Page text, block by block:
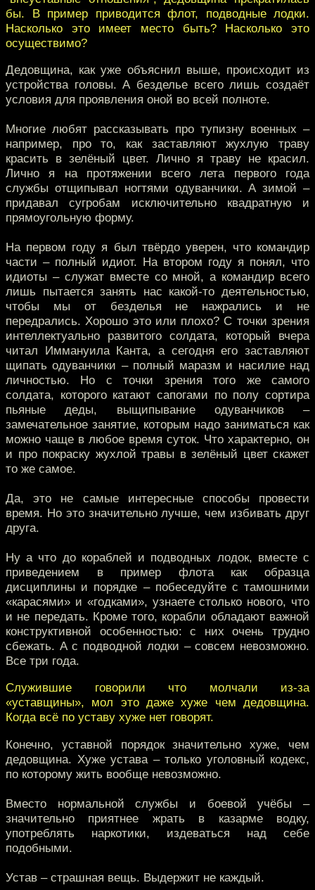
бы. В пример приводится флот, подводные лодки.
Насколько это имеет место быть? Насколько это
осуществимо?
Дедовщина, как уже объяснил выше, происходит из
устройства головы. А безделье всего лишь создаёт
условия для проявления оной во всей полноте.
Многие любят рассказывать про тупизну военных –
например, про то, как заставляют жухлую траву
красить в зелёный цвет. Лично я траву не красил.
Лично я на протяжении всего лета первого года
службы отщипывал ногтями одуванчики. А зимой –
придавал сугробам исключительно квадратную и
прямоугольную форму.
На первом году я был твёрдо уверен, что командир
части – полный идиот. На втором году я понял, что
идиоты – служат вместе со мной, а командир всего
лишь пытается занять нас какой-то деятельностью,
чтобы мы от безделья не нажрались и не
передрались. Хорошо это или плохо? С точки зрения
интеллектуально развитого солдата, который вчера
читал Иммануила Канта, а сегодня его заставляют
щипать одуванчики – полный маразм и насилие над
личностью. Но с точки зрения того же самого
солдата, которого катают сапогами по полу сортира
пьяные деды, выщипывание одуванчиков –
замечательное занятие, которым надо заниматься как
можно чаще в любое время суток. Что характерно, он
и про покраску жухлой травы в зелёный цвет скажет
то же самое.
Да, это не самые интересные способы провести
время. Но это значительно лучше, чем избивать друг
друга.
Ну а что до кораблей и подводных лодок, вместе с
приведением в пример флота как образца
дисциплины и порядке – побеседуйте с тамошними
«карасями» и «годками», узнаете столько нового, что
и не передать. Кроме того, корабли обладают важной
конструктивной особенностью: с них очень трудно
сбежать. А с подводной лодки – совсем невозможно.
Все три года.
Служившие говорили что молчали из-за
«уставщины», мол это даже хуже чем дедовщина.
Когда всё по уставу хуже нет говорят.
Конечно, уставной порядок значительно хуже, чем
дедовщина. Хуже устава – только уголовный кодекс,
по которому жить вообще невозможно.
Вместо нормальной службы и боевой учёбы –
значительно приятнее жрать в казарме водку,
употреблять наркотики, издеваться над себе
подобными.
Устав – страшная вещь. Выдержит не каждый.